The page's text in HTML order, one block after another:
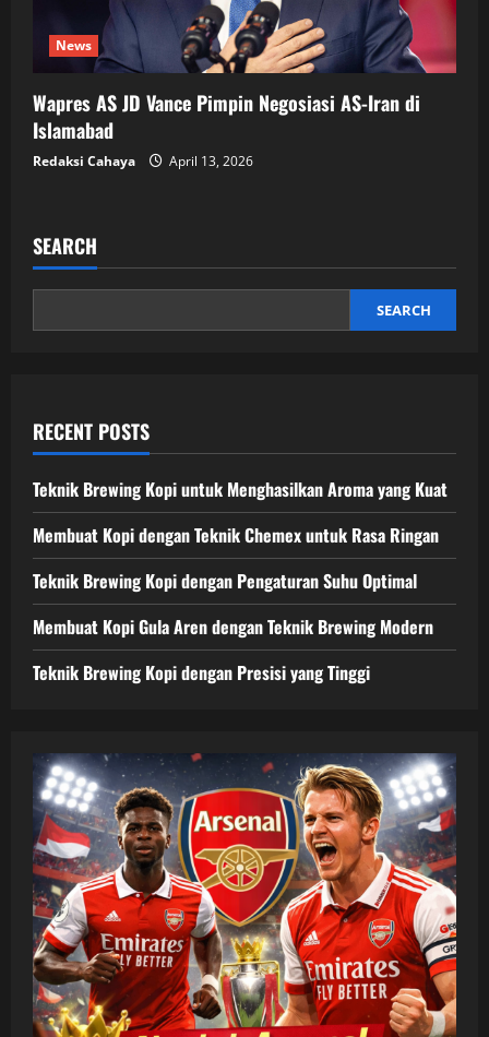
News
Wapres AS JD Vance Pimpin Negosiasi AS-Iran di
Islamabad
Redaksi Cahaya April 13, 2026
SEARCH
SEARCH
RECENT POSTS
Teknik Brewing Kopi untuk Menghasilkan Aroma yang Kuat
Membuat Kopi dengan Teknik Chemex untuk Rasa Ringan
Teknik Brewing Kopi dengan Pengaturan Suhu Optimal
Membuat Kopi Gula Aren dengan Teknik Brewing Modern
Teknik Brewing Kopi dengan Presisi yang Tinggi